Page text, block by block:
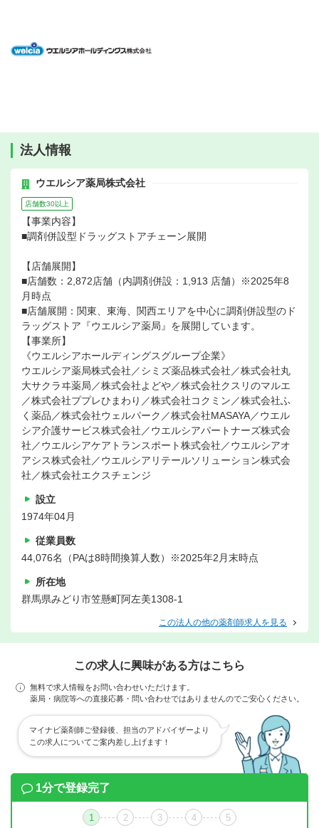
法人情報
ウエルシア薬局株式会社
店舗数30以上
【事業内容】
■調剤併設型ドラッグストアチェーン展開
【店舗展開】
■店舗数：2,872店舗（内調剤併設：1,913 店舗）※2025年8
月時点
■店舗展開：関東、東海、関西エリアを中心に調剤併設型のド
ラッグストア『ウエルシア薬局』を展開しています。
【事業所】
《ウエルシアホールディングスグループ企業》
ウエルシア薬局株式会社／シミズ薬品株式会社／株式会社丸
大サクラヰ薬局／株式会社よどや／株式会社クスリのマルエ
／株式会社ププレひまわり／株式会社コクミン／株式会社ふ
く薬品／株式会社ウェルパーク／株式会社MASAYA／ウエル
シア介護サービス株式会社／ウエルシアパートナーズ株式会
社／ウエルシアケアトランスポート株式会社／ウエルシアオ
アシス株式会社／ウエルシアリテールソリューション株式会
社／株式会社エクスチェンジ
設立
1974年04月
従業員数
44,076名（PAは8時間換算人数）※2025年2月末時点
所在地
群馬県みどり市笠懸町阿左美1308-1
この法人の他の薬剤師求人を見る
この求人に興味がある方はこちら
無料で求人情報をお問い合わせいただけます。
薬局・病院等への直接応募・問い合わせではありませんのでご安心ください。
マイナビ薬剤師ご登録後、担当のアドバイザーより
この求人についてご案内差し上げます！
1分で登録完了
1 2 3 4 5